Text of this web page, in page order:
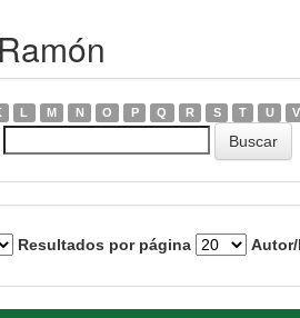
L M N O P Q R S T U V
Resultados por página